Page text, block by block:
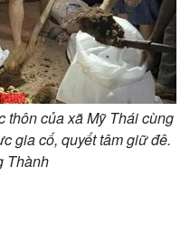
trường
thôn của xã Mỹ Thái cùng
gia cố, quyết tâm giữ đê.
Thành